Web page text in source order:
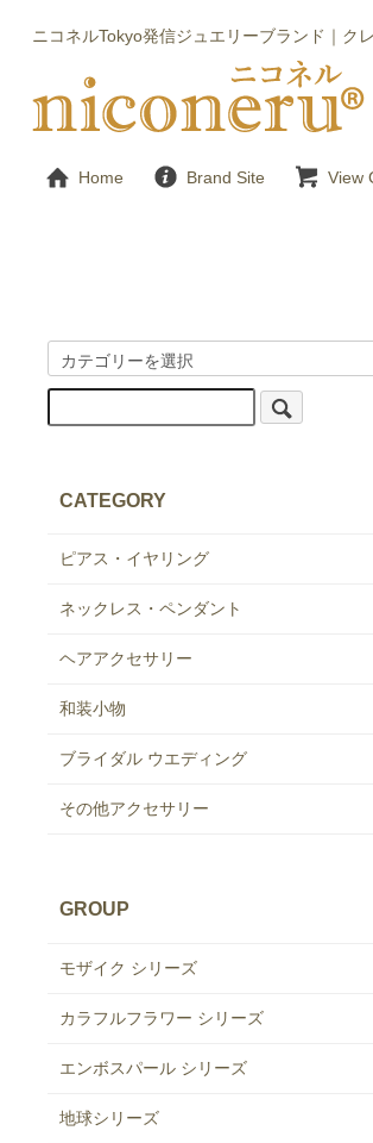
ニコネルTokyo発信ジュエリーブランド｜ク
Home Brand Site View
CATEGORY
ピアス・イヤリング
ネックレス・ペンダント
ヘアアクセサリー
和装小物
ブライダル ウエディング
その他アクセサリー
GROUP
モザイク シリーズ
カラフルフラワー シリーズ
エンボスパール シリーズ
地球シリーズ